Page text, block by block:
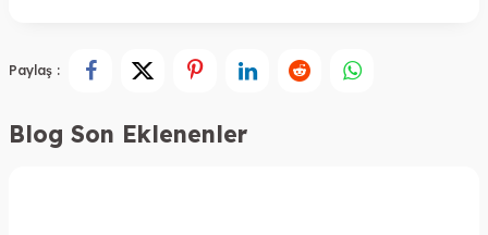
Paylaş :
Blog Son Eklenenler